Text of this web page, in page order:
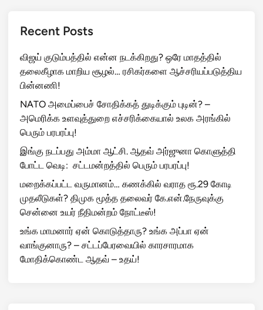
Recent Posts
விஜய் குடும்பத்தில் என்ன நடக்கிறது? ஒரே மாதத்தில்
தலைகீழாக மாறிய சூழல்… ரசிகர்களை ஆச்சரியப்படுத்திய
பின்னணி!
NATO அமைப்பைச் சோதிக்கத் துடிக்கும் புடின்? –
அமெரிக்க உளவுத்துறை எச்சரிக்கையால் உலக அரங்கில்
பெரும் பரபரப்பு!
இங்கு நடப்பது அம்மா ஆட்சி. ஆதவ் அர்ஜுனா கொளுத்தி
போட்ட வெடி: சட்டமன்றத்தில் பெரும் பரபரப்பு!
மறைக்கப்பட்ட வருமானம்… கணக்கில் வராத ரூ.29 கோடி
முதலீடுகள்? திமுக மூத்த தலைவர் கே.என்.நேருவுக்கு
சென்னை உயர் நீதிமன்றம் நோட்டீஸ்!
உங்க மாமனார் ஏன் கொடுத்தாரு? உங்க அப்பா ஏன்
வாங்குனாரு? – சட்டப்பேரவையில் காரசாரமாக
மோதிக்கொண்ட ஆதவ் – உதய்!